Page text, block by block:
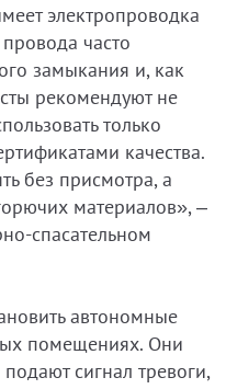
электропроводка
часто
замыкания и, как
рекомендуют не
только
качества.
без присмотра, а
материалов», –
спасательном
автономные
помещениях. Они
сигнал тревоги,